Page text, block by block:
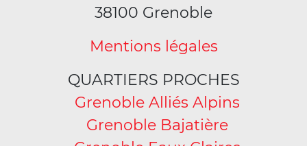
38100 Grenoble
Mentions légales
QUARTIERS PROCHES
Grenoble Alliés Alpins
Grenoble Bajatière